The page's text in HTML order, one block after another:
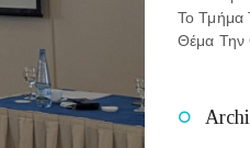
Το Τμήμα
Θέμα Την